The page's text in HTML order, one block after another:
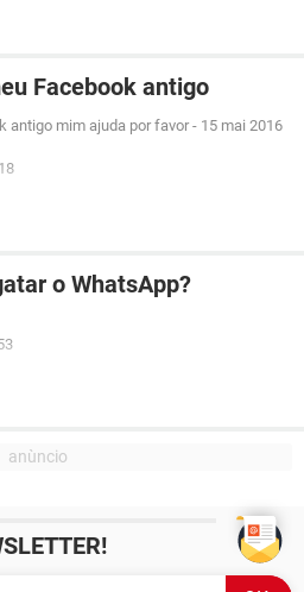
Facebook antigo
antigo mim ajuda por favor - 15 mai 2016
o WhatsApp?